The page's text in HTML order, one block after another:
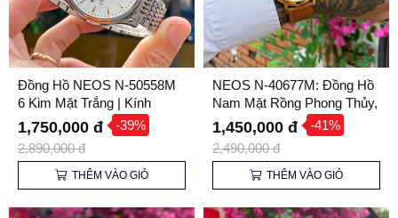
Đồng Hồ NEOS N-50558M
6 Kim Mặt Trắng | Kính
Sapphire
1,750,000 đ -39%
2,890,000 đ
THÊM VÀO GIỎ
NEOS N-40677M: Đồng Hồ
Nam Mặt Rồng Phong Thủy,
Vỏ Vàng
1,450,000 đ -41%
2,490,000 đ
THÊM VÀO GIỎ